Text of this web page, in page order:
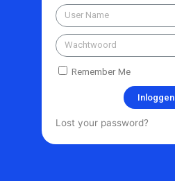
Remember Me
Inloggen
Lost your password?